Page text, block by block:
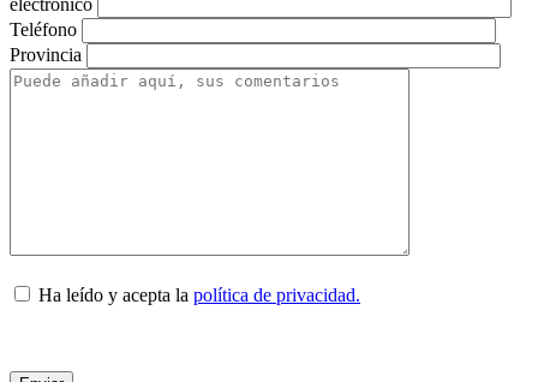
electrónico
Teléfono
Provincia
Ha leído y acepta la política de privacidad.